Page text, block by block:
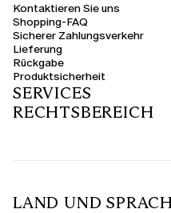
Kontaktieren Sie uns
Shopping-FAQ
Sicherer Zahlungsverkehr
Lieferung
Rückgabe
Produktsicherheit
SERVICES
RECHTSBEREICH
LAND UND